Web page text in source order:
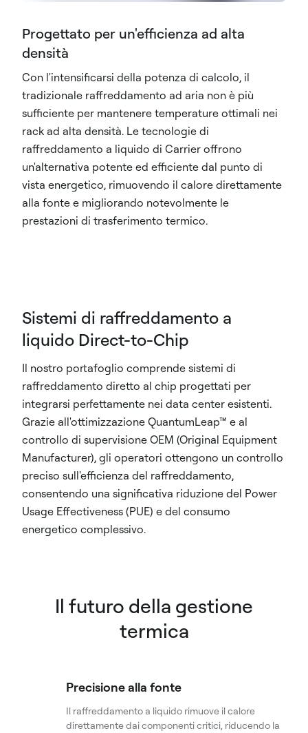
Progettato per un'efficienza ad alta
densità
Con l'intensificarsi della potenza di calcolo, il
tradizionale raffreddamento ad aria non è più
sufficiente per mantenere temperature ottimali nei
rack ad alta densità. Le tecnologie di
raffreddamento a liquido di Carrier offrono
un'alternativa potente ed efficiente dal punto di
vista energetico, rimuovendo il calore direttamente
alla fonte e migliorando notevolmente le
prestazioni di trasferimento termico.
Sistemi di raffreddamento a
liquido Direct-to-Chip
Il nostro portafoglio comprende sistemi di
raffreddamento diretto al chip progettati per
integrarsi perfettamente nei data center esistenti.
Grazie all'ottimizzazione QuantumLeap™ e al
controllo di supervisione OEM (Original Equipment
Manufacturer), gli operatori ottengono un controllo
preciso sull'efficienza del raffreddamento,
consentendo una significativa riduzione del Power
Usage Effectiveness (PUE) e del consumo
energetico complessivo.
Il futuro della gestione
termica
Precisione alla fonte
Il raffreddamento a liquido rimuove il calore
direttamente dai componenti critici, riducendo la